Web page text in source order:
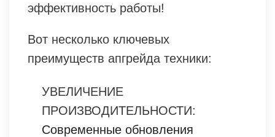
эффективность работы!
Вот несколько ключевых
преимуществ апгрейда техники:
УВЕЛИЧЕНИЕ
ПРОИЗВОДИТЕЛЬНОСТИ:
Современные обновления